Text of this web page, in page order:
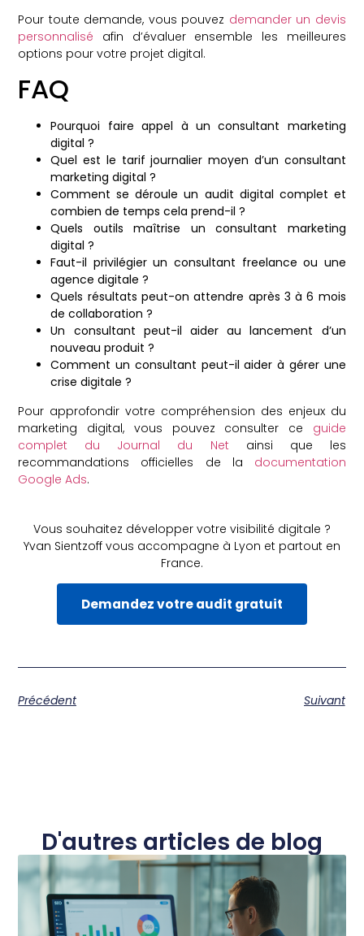
Pour toute demande, vous pouvez demander un devis
personnalisé afin d’évaluer ensemble les meilleures
options pour votre projet digital.
FAQ
Pourquoi faire appel à un consultant marketing
digital ?
Quel est le tarif journalier moyen d’un consultant
marketing digital ?
Comment se déroule un audit digital complet et
combien de temps cela prend-il ?
Quels outils maîtrise un consultant marketing
digital ?
Faut-il privilégier un consultant freelance ou une
agence digitale ?
Quels résultats peut-on attendre après 3 à 6 mois
de collaboration ?
Un consultant peut-il aider au lancement d’un
nouveau produit ?
Comment un consultant peut-il aider à gérer une
crise digitale ?
Pour approfondir votre compréhension des enjeux du
marketing digital, vous pouvez consulter ce guide
complet du Journal du Net ainsi que les
recommandations officielles de la documentation
Google Ads.
Vous souhaitez développer votre visibilité digitale ?
Yvan Sientzoff vous accompagne à Lyon et partout en
France.
Demandez votre audit gratuit
Précédent Suivant
D'autres articles de blog